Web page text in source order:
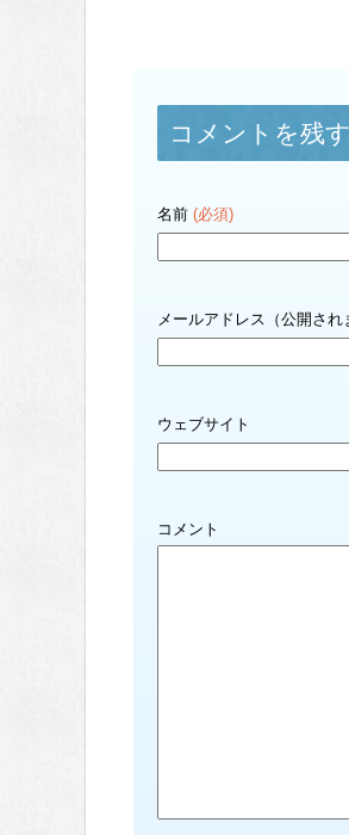
コメントを残す
名前 (必須)
メールアドレス（公開され
ウェブサイト
コメント